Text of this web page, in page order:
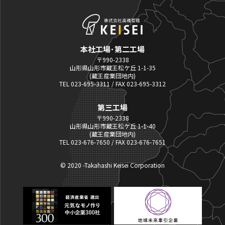
本社工場･第二工場
〒990-2338
山形県山形市蔵王松ケ丘 1-1-35
(蔵王産業団地内)
TEL 023-695-3311 / FAX 023-695-3312
第三工場
〒990-2338
山形県山形市蔵王松ケ丘 1-1-40
(蔵王産業団地内)
TEL 023-676-7650 / FAX 023-676-7651
© 2020 -Takahashi Keisei Corporation